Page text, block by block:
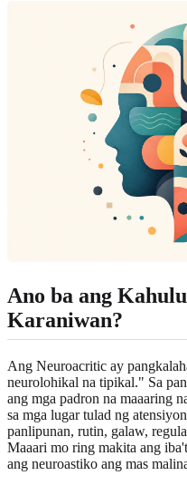
Ano ba ang
Karaniwan?
Ang Neuroacritic ay
neurolohikal na tipikal." Sa
ang mga padron na maaaring
sa mga lugar tulad ng
panlipunan, rutin, galaw,
Maaari mo ring makita ang
ang neuroastiko ang mas